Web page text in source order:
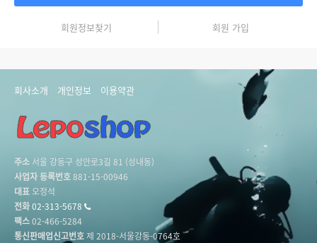
회원정보찾기 회원 가입
회사소개 개인정보 이용약관
주소 서울 강동구 성안로3길 81 (성내동)
사업자 등록번호881-15-00946
대표오정석
전화02-313-5678
팩스02-466-5284
통신판매업신고번호제 2018-서울강동-0764호